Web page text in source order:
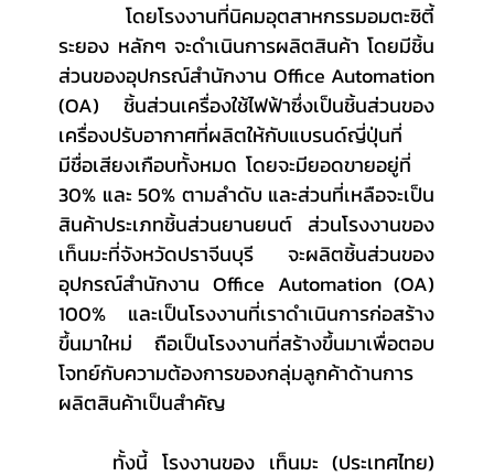
	โดยโรงงานที่นิคมอุตสาหกรรมอมตะซิตี้
ระยอง หลักๆ จะดำเนินการผลิตสินค้า โดยมีชิ้น
ส่วนของอุปกรณ์สำนักงาน Office Automation
(OA) ชิ้นส่วนเครื่องใช้ไฟฟ้าซึ่งเป็นชิ้นส่วนของ
เครื่องปรับอากาศที่ผลิตให้กับแบรนด์ญี่ปุ่นที่
มีชื่อเสียงเกือบทั้งหมด  โดยจะมียอดขายอยู่ที่
30% และ 50% ตามลำดับ และส่วนที่เหลือจะเป็น
สินค้าประเภทชิ้นส่วนยานยนต์  ส่วนโรงงานของ
เท็นมะที่จังหวัดปราจีนบุรี  จะผลิตชิ้นส่วนของ
อุปกรณ์สำนักงาน Office Automation (OA)
100% และเป็นโรงงานที่เราดำเนินการก่อสร้าง
ขึ้นมาใหม่ ถือเป็นโรงงานที่สร้างขึ้นมาเพื่อตอบ
โจทย์กับความต้องการของกลุ่มลูกค้าด้านการ
ผลิตสินค้าเป็นสำคัญ